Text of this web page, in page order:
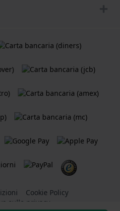
Cookie Policy
sulla privacy